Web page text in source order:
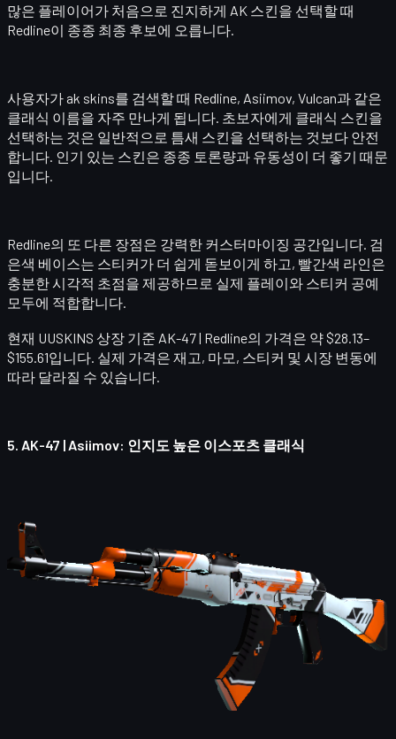
많은 플레이어가 처음으로 진지하게 AK 스킨을 선택할 때
Redline이 종종 최종 후보에 오릅니다.
사용자가 ak skins를 검색할 때 Redline, Asiimov, Vulcan과 같은
클래식 이름을 자주 만나게 됩니다. 초보자에게 클래식 스킨을
선택하는 것은 일반적으로 틈새 스킨을 선택하는 것보다 안전
합니다. 인기 있는 스킨은 종종 토론량과 유동성이 더 좋기 때문
입니다.
Redline의 또 다른 장점은 강력한 커스터마이징 공간입니다. 검
은색 베이스는 스티커가 더 쉽게 돋보이게 하고, 빨간색 라인은
충분한 시각적 초점을 제공하므로 실제 플레이와 스티커 공예
모두에 적합합니다.
현재 UUSKINS 상장 기준 AK-47 | Redline의 가격은 약 $28.13–
$155.61입니다. 실제 가격은 재고, 마모, 스티커 및 시장 변동에
따라 달라질 수 있습니다.
5. AK-47 | Asiimov: 인지도 높은 이스포츠 클래식